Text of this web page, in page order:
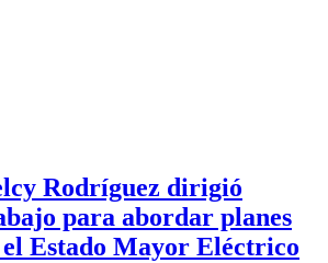
Rodríguez dirigió
para abordar planes
el Estado Mayor Eléctrico